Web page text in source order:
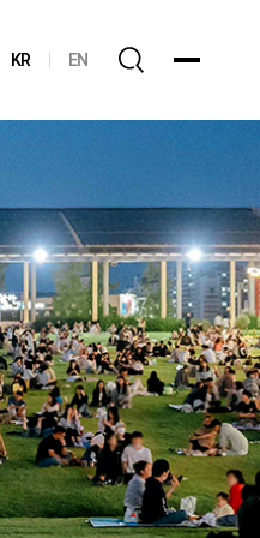
KR EN